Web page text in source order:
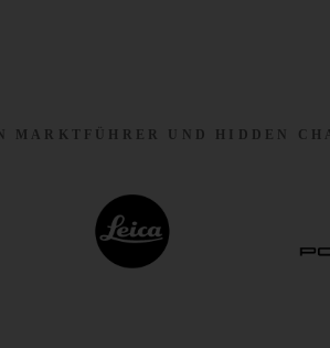
MARKTFÜHRER UND HIDDEN